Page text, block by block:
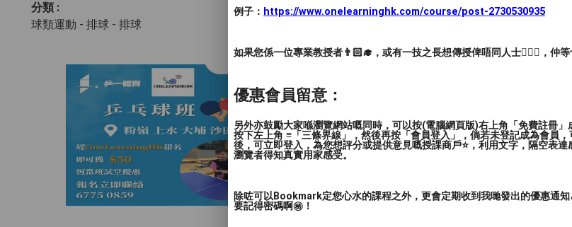
分類 :
球類運動 - 排球 - 排球
例子： https://www.onelearninghk.com/course/post-2730530935
如果您係一位專業教授者👨🏻‍🎓，或有一技之長想傳授俾唔同人士🙋🏻‍♂️，仲
優惠會員留意：
另外亦鼓勵大家喺瀏覽網站嘅同時，可以按(電腦網頁版)右上角「免費註冊
按下左上角 ≡「三條界線」，然後再按「會員登入」，倘若未登記成為會員
後，可立即登入，為您想評分或提供意見嘅授課商戶⭐️，利用文字，隔空表
瀏覽者得知真實用家感受。
除咗可以Bookmark定您心水的課程之外，更會定期收到我哋發出的優惠通
要記得密碼啊㊙️！